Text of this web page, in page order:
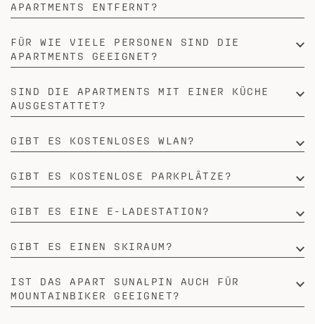
APARTMENTS ENTFERNT?
FÜR WIE VIELE PERSONEN SIND DIE
APARTMENTS GEEIGNET?
SIND DIE APARTMENTS MIT EINER KÜCHE
AUSGESTATTET?
GIBT ES KOSTENLOSES WLAN?
GIBT ES KOSTENLOSE PARKPLÄTZE?
GIBT ES EINE E-LADESTATION?
GIBT ES EINEN SKIRAUM?
IST DAS APART SUNALPIN AUCH FÜR
MOUNTAINBIKER GEEIGNET?